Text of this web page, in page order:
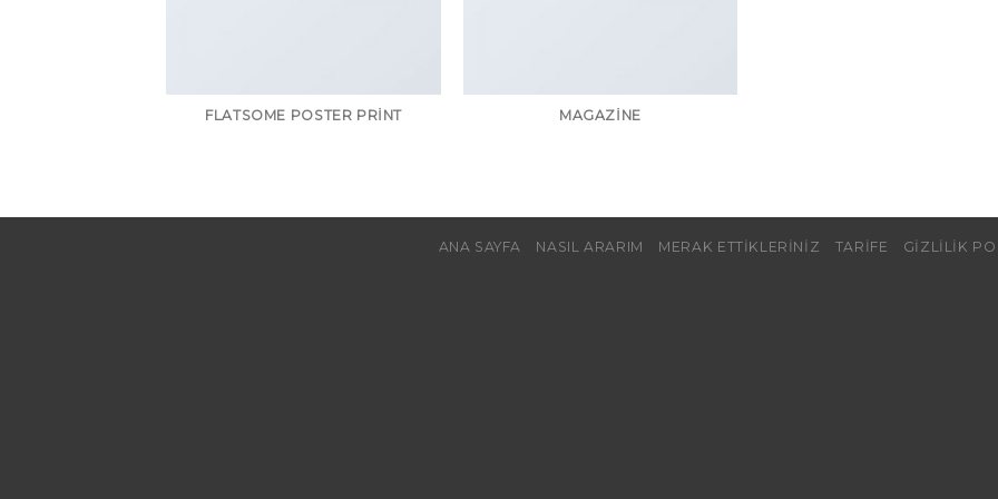
FLATSOME POSTER PRINT MAGAZINE
ANA SAYFA NASIL ARARIM MERAK ETTIKLERINIZ TARIFE GIZLILIK